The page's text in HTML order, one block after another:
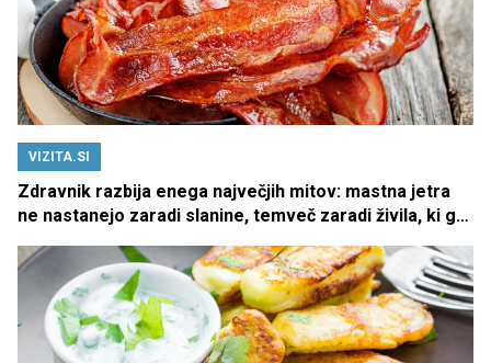
VIZITA.SI
Zdravnik razbija enega največjih mitov: mastna jetra
ne nastanejo zaradi slanine, temveč zaradi živila, ki ga